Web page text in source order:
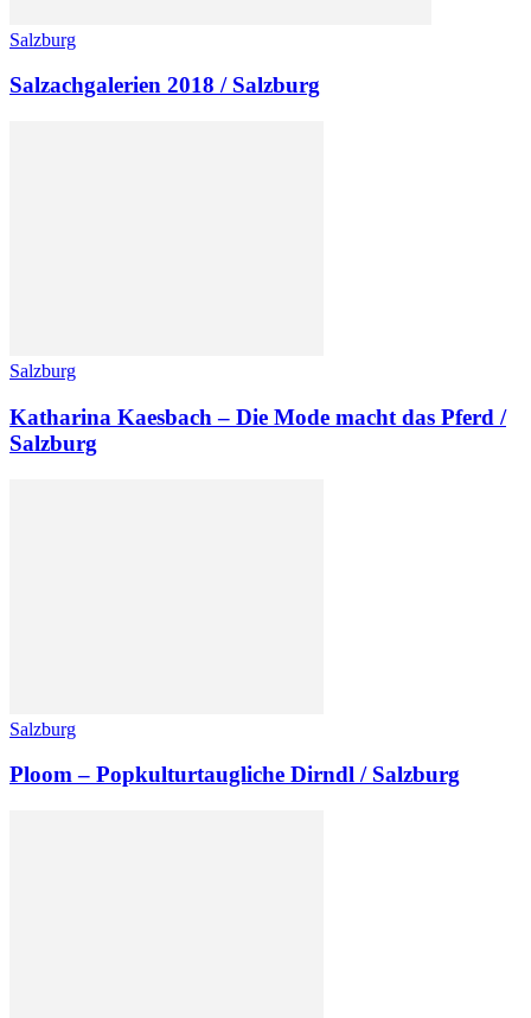
Salzburg
Salzachgalerien 2018 / Salzburg
Salzburg
Katharina Kaesbach – Die Mode macht das Pferd /
Salzburg
Salzburg
Ploom – Popkulturtaugliche Dirndl / Salzburg